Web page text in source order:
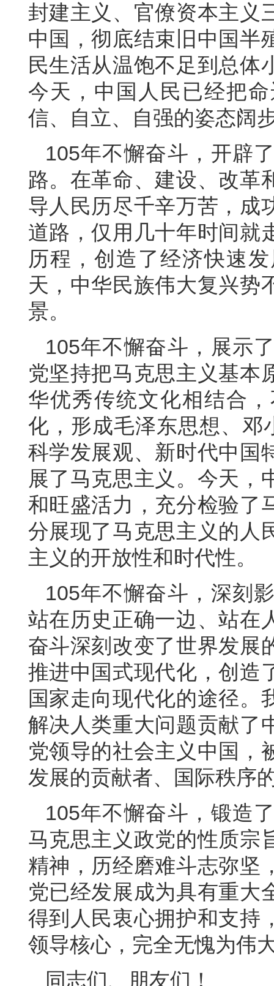
封建主义、官僚资本主义
中国，彻底结束旧中国半
民生活从温饱不足到总体
今天，中国人民已经把
信、自立、自强的姿态阔
105年不懈奋斗，开辟
路。在革命、建设、改革
导人民历尽千辛万苦，成
道路，仅用几十年时间就
历程，创造了经济快速
天，中华民族伟大复兴势
景。
105年不懈奋斗，展示
党坚持把马克思主义基本
华优秀传统文化相结合
化，形成毛泽东思想、邓
科学发展观、新时代中国
展了马克思主义。今天，
和旺盛活力，充分检验了
分展现了马克思主义的人
主义的开放性和时代性。
105年不懈奋斗，深刻
站在历史正确一边、站在
奋斗深刻改变了世界发展
推进中国式现代化，创造
国家走向现代化的途径。
解决人类重大问题贡献了
党领导的社会主义中国，
发展的贡献者、国际秩序
105年不懈奋斗，锻造
马克思主义政党的性质宗
精神，历经磨难斗志弥坚
党已经发展成为具有重大
得到人民衷心拥护和支持
领导核心，完全无愧为伟
同志们、朋友们！